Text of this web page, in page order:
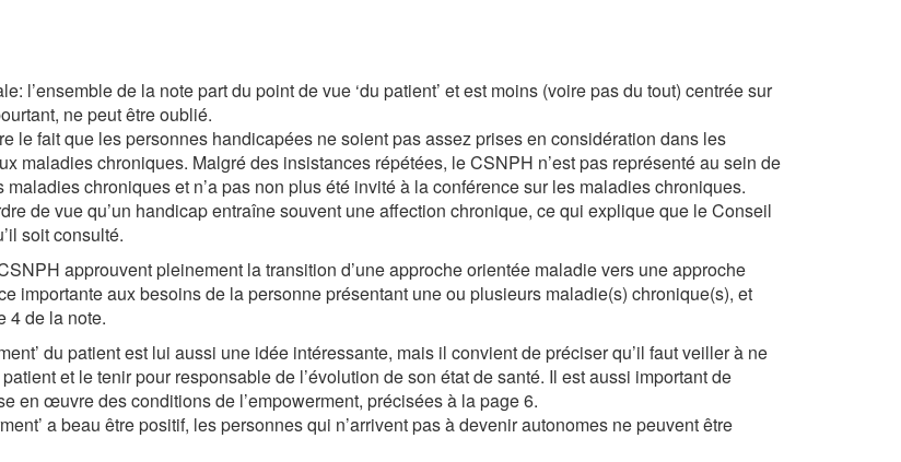
l’ensemble de la note part du point de vue ‘du patient’ et est moins (voire pas du tout) centrée sur
ne peut être oublié.
le fait que les personnes handicapées ne soient pas assez prises en considération dans les
maladies chroniques. Malgré des insistances répétées, le CSNPH n’est pas représenté au sein de
maladies chroniques et n’a pas non plus été invité à la conférence sur les maladies chroniques.
de vue qu’un handicap entraîne souvent une affection chronique, ce qui explique que le Conseil
soit consulté.
approuvent pleinement la transition d’une approche orientée maladie vers une approche
importante aux besoins de la personne présentant une ou plusieurs maladie(s) chronique(s), et
4 de la note.
du patient est lui aussi une idée intéressante, mais il convient de préciser qu’il faut veiller à ne
et le tenir pour responsable de l’évolution de son état de santé. Il est aussi important de
en œuvre des conditions de l’empowerment, précisées à la page 6.
a beau être positif, les personnes qui n’arrivent pas à devenir autonomes ne peuvent être